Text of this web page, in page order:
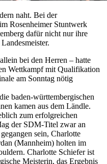
naht. Bei der
Rosenheimer Stuntwerk
dafür nicht nur ihre
bei den Herren – hatte
Wettkampf mit Qualifikation
am Sonntag nötig
baden-württembergischen
kamen aus dem Ländle.
zum erfolgreichen
der SDM-Titel zwar an
sein, Charlotte
(Mannheim) holten im
Charlotte Schiefer ist
Meisterin, das Ergebnis